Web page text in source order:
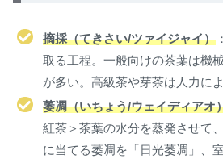
摘採（てきさい/ツァイジャイ）
取る工程。一般向けの茶葉は機
が多い。高級茶や芽茶は人力によ
萎凋（いちょう/ウェイディアオ
紅茶＞茶葉の水分を蒸発させて
に当てる萎凋を「日光萎凋」、